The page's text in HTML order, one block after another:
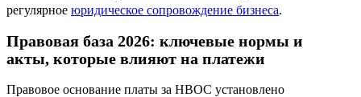
регулярное юридическое сопровождение бизнеса.
Правовая база 2026: ключевые нормы и
акты, которые влияют на платежи
Правовое основание платы за НВОС установлено